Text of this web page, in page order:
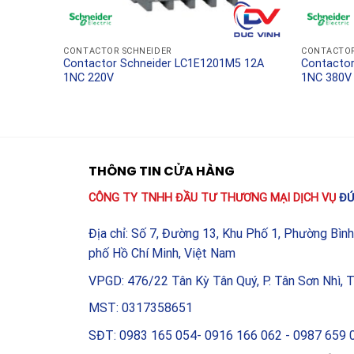
Trên thị trường hiện nay có rất nhiều sản phẩm
LC1E120Q6 120A 1NO+1NC 380V
chính hãng
quốc tế như IEC 60947. Sản phẩm chính hãng
chính sách bảo hành dài hạn và sự hỗ trợ kỹ
CONTACTOR SCHNEIDER
Contactor Schneider LC1E1201M5 12A
1NC 220V
Contactor
1NC 380V
THÔNG TIN CỬA HÀNG
CÔNG TY TNHH ĐẦU TƯ THƯƠNG MẠI DỊCH VỤ
Địa chỉ: Số 7, Đường 13, Khu Phố 1, Phường
phố Hồ Chí Minh, Việt Nam
VPGD: 476/22 Tân Kỳ Tân Quý, P. Tân Sơn Nhì,
MST: 0317358651
SĐT: 0983 165 054- 0916 166 062 - 0987 659